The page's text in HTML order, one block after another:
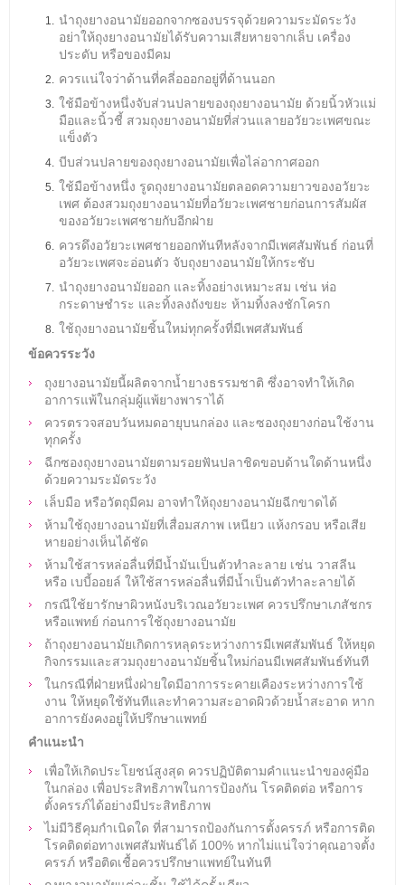
นำถุงยางอนามัยออกจากซองบรรจุด้วยความระมัดระวัง
อย่าให้ถุงยางอนามัยได้รับความเสียหายจากเล็บ เครื่อง
ประดับ หรือของมีคม
ควรแน่ใจว่าด้านที่คลี่อออกอยู่ที่ด้านนอก
ใช้มือข้างหนึ่งจับส่วนปลายของถุงยางอนามัย ด้วยนิ้วหัวแม่
มือและนิ้วชี้ สวมถุงยางอนามัยที่ส่วนแลายอวัยวะเพศขณะ
แข็งตัว
บีบส่วนปลายของถุงยางอนามัยเพื่อไล่อากาศออก
ใช้มือข้างหนึ่ง รูดถุงยางอนามัยตลอดความยาวของอวัยวะ
เพศ ต้องสวมถุงยางอนามัยที่อวัยวะเพศชายก่อนการสัมผัส
ของอวัยวะเพศชายกับอีกฝ่าย
ควรดึงอวัยวะเพศชายออกทันทีหลังจากมีเพศสัมพันธ์ ก่อนที่
อวัยวะเพศจะอ่อนตัว จับถุงยางอนามัยให้กระชับ
นำถุงยางอนามัยออก และทิ้งอย่างเหมาะสม เช่น ห่อ
กระดาษชำระ และทิ้งลงถังขยะ ห้ามทิ้งลงชักโครก
ใช้ถุงยางอนามัยชิ้นใหม่ทุกครั้งที่มีเพศสัมพันธ์
ข้อควรระวัง
ถุงยางอนามัยนี้ผลิตจากน้ำยางธรรมชาติ ซึ่งอาจทำให้เกิด
อาการแพ้ในกลุ่มผู้แพ้ยางพาราได้
ควรตรวจสอบวันหมดอายุบนกล่อง และซองถุงยางก่อนใช้งาน
ทุกครั้ง
ฉีกซองถุงยางอนามัยตามรอยฟันปลาชิดขอบด้านใดด้านหนึ่ง
ด้วยความระมัดระวัง
เล็บมือ หรือวัตถุมีคม อาจทำให้ถุงยางอนามัยฉีกขาดได้
ห้ามใช้ถุงยางอนามัยที่เสื่อมสภาพ เหนียว แห้งกรอบ หรือเสีย
หายอย่างเห็นได้ชัด
ห้ามใช้สารหล่อลื่นที่มีน้ำมันเป็นตัวทำละลาย เช่น วาสลีน
หรือ เบบี้ออยล์ ให้ใช้สารหล่อลื่นที่มีน้ำเป็นตัวทำละลายได้
กรณีใช้ยารักษาผิวหนังบริเวณอวัยวะเพศ ควรปรึกษาเภสัชกร
หรือแพทย์ ก่อนการใช้ถุงยางอนามัย
ถ้าถุงยางอนามัยเกิดการหลุดระหว่างการมีเพศสัมพันธ์ ให้หยุด
กิจกรรมและสวมถุงยางอนามัยชิ้นใหม่ก่อนมีเพศสัมพันธ์ทันที
ในกรณีที่ฝ่ายหนึ่งฝ่ายใดมีอาการระคายเคืองระหว่างการใช้
งาน ให้หยุดใช้ทันทีและทำความสะอาดผิวด้วยน้ำสะอาด หาก
อาการยังคงอยู่ให้ปรึกษาแพทย์
คำแนะนำ
เพื่อให้เกิดประโยชน์สูงสุด ควรปฏิบัติตามคำแนะนำของคู่มือ
ในกล่อง เพื่อประสิทธิภาพในการป้องกัน โรคติดต่อ หรือการ
ตั้งครรภ์ได้อย่างมีประสิทธิภาพ
ไม่มีวิธีคุมกำเนิดใด ที่สามารถป้องกันการตั้งครรภ์ หรือการติด
โรคติดต่อทางเพศสัมพันธ์ได้ 100% หากไม่แน่ใจว่าคุณอาจตั้ง
ครรภ์ หรือติดเชื้อควรปรึกษาแพทย์ในทันที